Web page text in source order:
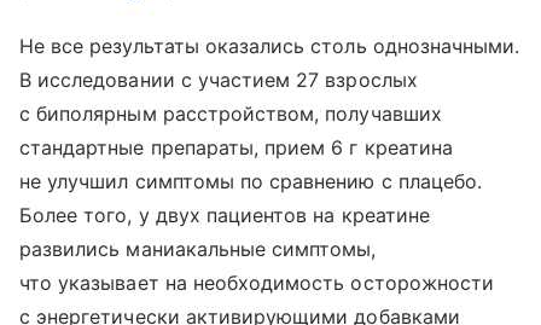
Не все результаты оказались столь однозначными.
В исследовании с участием 27 взрослых
с биполярным расстройством, получавших
стандартные препараты, прием 6 г креатина
не улучшил симптомы по сравнению с плацебо.
Более того, у двух пациентов на креатине
развились маниакальные симптомы,
что указывает на необходимость осторожности
с энергетически активирующими добавками